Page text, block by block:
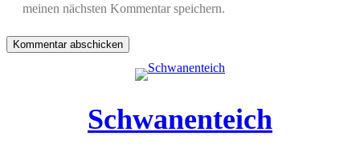
meinen nächsten Kommentar speichern.
Schwanenteich